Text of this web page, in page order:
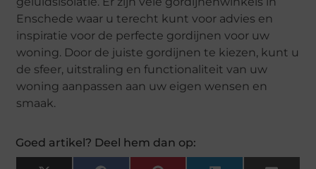
Enschede waar u terecht kunt voor advies en
inspiratie voor de perfecte gordijnen voor uw
woning. Door de juiste gordijnen te kiezen, kunt u
de sfeer, uitstraling en functionaliteit van uw
woning aanpassen aan uw eigen wensen en
smaak.
Goed artikel? Deel hem dan op: